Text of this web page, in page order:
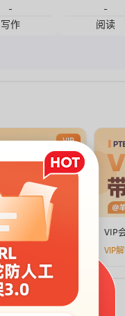
蜜蜂的语言 (原音频)
-
写作
-
阅读
VIP
共13节
VIP
VIP